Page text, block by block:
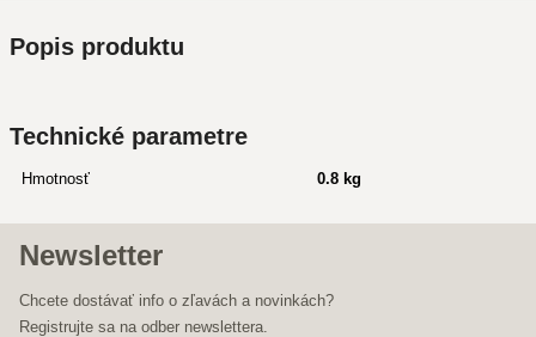
Popis produktu
Technické parametre
Hmotnosť 0.8 kg
Newsletter
Chcete dostávať info o zľavách a novinkách?
Registrujte sa na odber newslettera.